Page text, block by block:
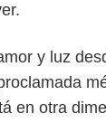
y luz
en otra